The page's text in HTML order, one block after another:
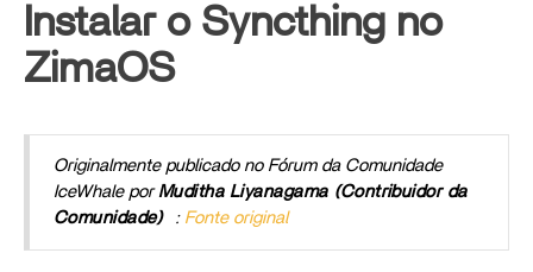
Instalar o Syncthing no
ZimaOS
Originalmente publicado no Fórum da Comunidade
IceWhale por Muditha Liyanagama (Contribuidor da
Comunidade)
: Fonte original